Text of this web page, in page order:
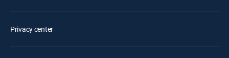
Privacy center